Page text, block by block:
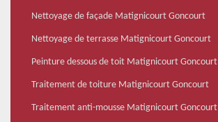
Nettoyage de façade Matignicourt Goncourt
Nettoyage de terrasse Matignicourt Goncourt
Peinture dessous de toit Matignicourt Goncourt
Traitement de toiture Matignicourt Goncourt
Traitement anti-mousse Matignicourt Goncourt